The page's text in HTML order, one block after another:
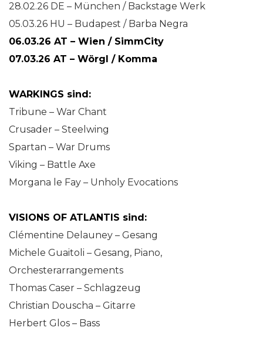
28.02.26 DE – München / Backstage Werk
05.03.26 HU – Budapest / Barba Negra
06.03.26 AT – Wien / SimmCity
07.03.26 AT – Wörgl / Komma
WARKINGS sind:
Tribune – War Chant
Crusader – Steelwing
Spartan – War Drums
Viking – Battle Axe
Morgana le Fay – Unholy Evocations
VISIONS OF ATLANTIS sind:
Clémentine Delauney – Gesang
Michele Guaitoli – Gesang, Piano,
Orchesterarrangements
Thomas Caser – Schlagzeug
Christian Douscha – Gitarre
Herbert Glos – Bass